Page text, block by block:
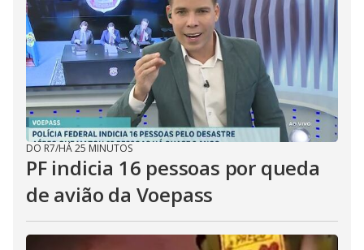
DO R7/HÁ 25 MINUTOS
PF indicia 16 pessoas por queda
de avião da Voepass